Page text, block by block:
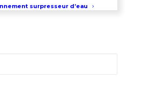
surpresseur d’eau
programmée, même
4-20mA et active